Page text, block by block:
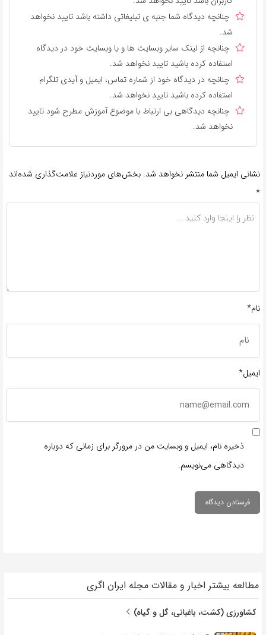
چنانچه دیدگاه شما جنبه ی تبلیغاتی داشته باشد تایید نخواهد
شد.
چنانچه از لینک سایر وبسایت ها و یا وبسایت خود در دیدگاه
استفاده کرده باشید تایید نخواهد شد.
چنانچه در دیدگاه خود از شماره تماس، ایمیل و آیدی تلگرام
استفاده کرده باشید تایید نخواهد شد.
چنانچه دیدگاهی بی ارتباط با موضوع آموزش مطرح شود تایید
نخواهد شد.
نشانی ایمیل شما منتشر نخواهد شد. بخش‌های موردنیاز علامت‌گذاری شده‌اند
*
نام*
ایمیل*
ذخیره نام، ایمیل و وبسایت من در مرورگر برای زمانی که دوباره
دیدگاهی می‌نویسم.
مطالعه بیشتر اخبار و مقالات مجله ایران اگری
کشاورزی (کشت، باغبانی، گل و گیاه)